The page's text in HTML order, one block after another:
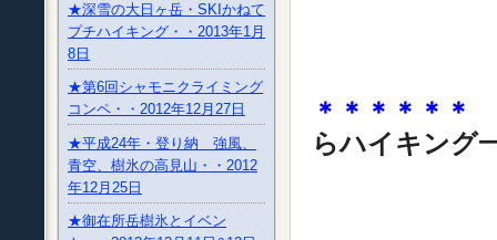
★深雪の大日ヶ岳・SKIかねて
プチハイキング・・2013年1月
8日
★第6回シャモニクライミング
コンペ・・2012年12月27日
★平成24年・登り納 強風、
青空、樹氷の高見山・・2012
年12月25日
★御在所岳樹氷とイベン
＊＊＊＊＊＊
らハイキング